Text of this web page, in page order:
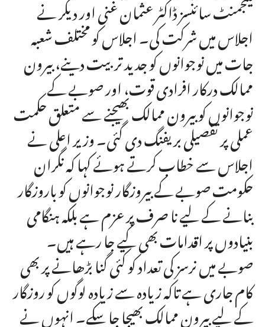
مینجمنٹ سائنسز ڈاکٹر عثمان غنی اور دیگر نے
اجلاس میں شرکت کی۔ اجلاس کو مختلف شعبہ
جات میں نوجوانوں کو جدید تربیت دینے، بیرون
ممالک درکار افرادی قوت، اور صوبے کے
نوجوانوں کو بیرون ممالک بھیجنے سے متعلق حکمت
عملی پر تفصیلی بریفنگ دی گئی۔ وزیر اعلی نے
اجلاس سے خطاب کرتے ہوئے کہا کہ نگران
حکومت صوبے کے بیروزگار نوجوانوں کو باروزگار
بنانے کے لیے نا صرف پر عزم ہے بلکہ ہنگامی
بنیادوں پر اقدامات بھی کیے جا رہے ہیں۔
صوبے میں نرسز کی تعداد کو کئی گنا بڑھانے پر بھی
کام جاری ہے تاکہ زیادہ سے زیادہ لوگوں کو روزگار
کے لیے بیرون ممالک بھیجا جا سکے۔ انہوں نے